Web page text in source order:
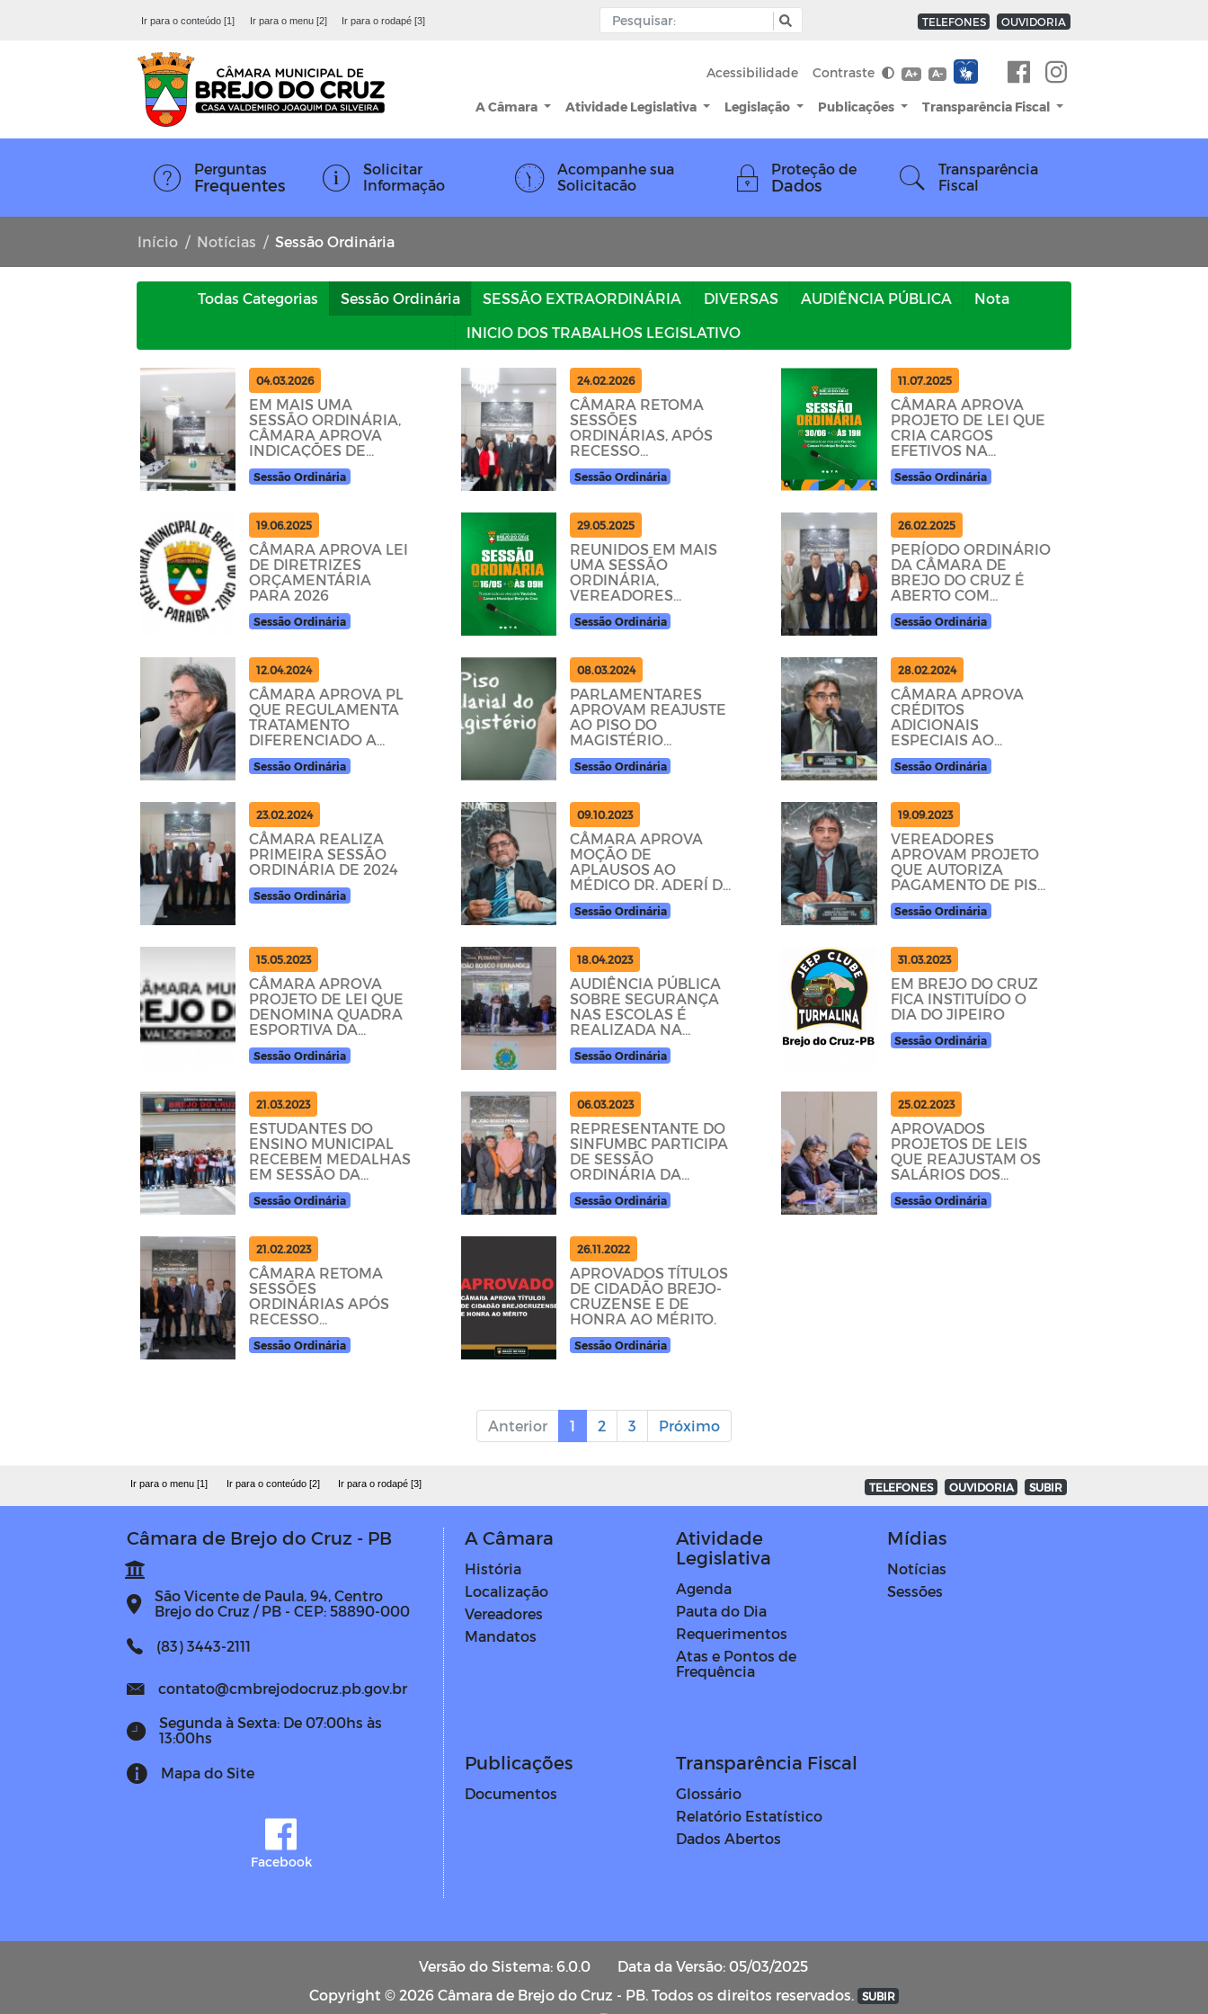
Ir para o conteúdo [1] Ir para o menu [2] Ir para o rodapé [3] TELEFONES OUVIDORIA
Acessibilidade Contraste A+ A-
A Câmara Atividade Legislativa Legislação Publicações Transparência Fiscal
Perguntas
Frequentes
Solicitar
Informação
Acompanhe sua
Solicitacão
Proteção de
Dados
Transparência
Fiscal
Início Notícias Sessão Ordinária
Todas Categorias Sessão Ordinária SESSÃO EXTRAORDINÁRIA DIVERSAS AUDIÊNCIA PÚBLICA
Nota
INICIO DOS TRABALHOS LEGISLATIVO
04.03.2026
EM MAIS UMA
SESSÃO ORDINÁRIA,
CÂMARA APROVA
INDICAÇÕES DE
PARLAMENTARES
Sessão Ordinária
24.02.2026
CÂMARA RETOMA
SESSÕES
ORDINÁRIAS, APÓS
RECESSO
PARLAMENTAR.
Sessão Ordinária
11.07.2025
CÂMARA APROVA
PROJETO DE LEI QUE
CRIA CARGOS
EFETIVOS NA
ESTRUTURA
ADMINISTRATIVA
Sessão Ordinária
19.06.2025
CÂMARA APROVA LEI
DE DIRETRIZES
ORÇAMENTÁRIA
PARA 2026
Sessão Ordinária
29.05.2025
REUNIDOS EM MAIS
UMA SESSÃO
ORDINÁRIA,
VEREADORES
APROVAM LEI QUE
REGULAMENTA O
INCENTIVO À
PROFISSIONAIS D
Sessão Ordinária
26.02.2025
PERÍODO ORDINÁRIO
DA CÂMARA DE
BREJO DO CRUZ É
ABERTO COM
PARTICIPAÇÃO DO
PREFEITO MUNICIPAL
Sessão Ordinária
12.04.2024
CÂMARA APROVA PL
QUE REGULAMENTA
TRATAMENTO
DIFERENCIADO A
MICROEMPRESAS E
MEI’s EM
LICITATÓRI
Sessão Ordinária
08.03.2024
PARLAMENTARES
APROVAM REAJUSTE
AO PISO DO
MAGISTÉRIO
MUNICIPAL
Sessão Ordinária
28.02.2024
CÂMARA APROVA
CRÉDITOS
ADICIONAIS
ESPECIAIS AO
ORÇAMENTO
MUNICIPAL DE 2024
Sessão Ordinária
23.02.2024
CÂMARA REALIZA
PRIMEIRA SESSÃO
ORDINÁRIA DE 2024
Sessão Ordinária
09.10.2023
CÂMARA APROVA
MOÇÃO DE
APLAUSOS AO
MÉDICO DR. ADERÍ DE
SOUSA FILHO
Sessão Ordinária
19.09.2023
VEREADORES
APROVAM PROJETO
QUE AUTORIZA
PAGAMENTO DE PISO
DA ENFERMAGEM
Sessão Ordinária
15.05.2023
CÂMARA APROVA
PROJETO DE LEI QUE
DENOMINA QUADRA
ESPORTIVA DA
COMUNIDADE DO
RIACHO DO JARDIM
Sessão Ordinária
18.04.2023
AUDIÊNCIA PÚBLICA
SOBRE SEGURANÇA
NAS ESCOLAS É
REALIZADA NA
CÂMARA DE BREJO
DO CRUZ
Sessão Ordinária
31.03.2023
EM BREJO DO CRUZ
FICA INSTITUÍDO O
DIA DO JIPEIRO
Sessão Ordinária
21.03.2023
ESTUDANTES DO
ENSINO MUNICIPAL
RECEBEM MEDALHAS
EM SESSÃO DA
CÂMARA
Sessão Ordinária
06.03.2023
REPRESENTANTE DO
SINFUMBC PARTICIPA
DE SESSÃO
ORDINÁRIA DA
CÂMARA E
AGRADECE PELO
PRECATÓRIOS DO
FUNDEF
Sessão Ordinária
25.02.2023
APROVADOS
PROJETOS DE LEIS
QUE REAJUSTAM OS
SALÁRIOS DOS
PROFISSIONAIS DO
MAGISTÉRIO E DOS
Sessão Ordinária
21.02.2023
CÂMARA RETOMA
SESSÕES
ORDINÁRIAS APÓS
RECESSO
PARLAMENTAR
Sessão Ordinária
26.11.2022
APROVADOS TÍTULOS
DE CIDADÃO BREJO-
CRUZENSE E DE
HONRA AO MÉRITO.
Sessão Ordinária
Anterior 1 2 3 Próximo
Ir para o menu [1] Ir para o conteúdo [2] Ir para o rodapé [3] TELEFONES OUVIDORIA SUBIR
Câmara de Brejo do Cruz - PB
São Vicente de Paula, 94, Centro
Brejo do Cruz / PB - CEP: 58890-000
(83) 3443-2111
contato@cmbrejodocruz.pb.gov.br
Segunda à Sexta: De 07:00hs às
13:00hs
Mapa do Site
Facebook
A Câmara
História
Localização
Vereadores
Mandatos
Atividade
Legislativa
Agenda
Pauta do Dia
Requerimentos
Atas e Pontos de
Frequência
Mídias
Notícias
Sessões
Publicações
Documentos
Transparência Fiscal
Glossário
Relatório Estatístico
Dados Abertos
Versão do Sistema: 6.0.0
Data da Versão: 05/03/2025
Copyright © 2026 Câmara de Brejo do Cruz - PB. Todos os direitos reservados.
SUBIR